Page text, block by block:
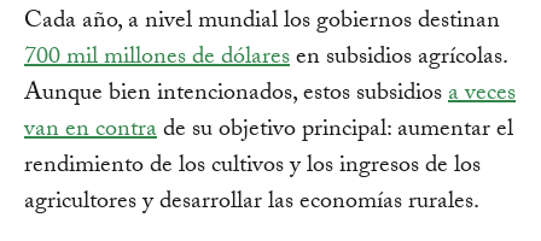
Cada año, a nivel mundial los gobiernos destinan
700 mil millones de dólaresen subsidios agrícolas.
Aunque bien intencionados, estos subsidiosa veces
van en contrade su objetivo principal: aumentar el
rendimiento de los cultivos y los ingresos de los
agricultores y desarrollar las economías rurales.